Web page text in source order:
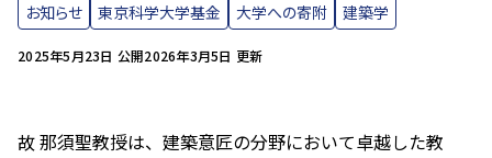
2025年5月23日 公開2026年3月5日 更新
お知らせ 東京科学大学基金 大学への寄附 建築学
故 那須聖教授は、建築意匠の分野において卓越した教